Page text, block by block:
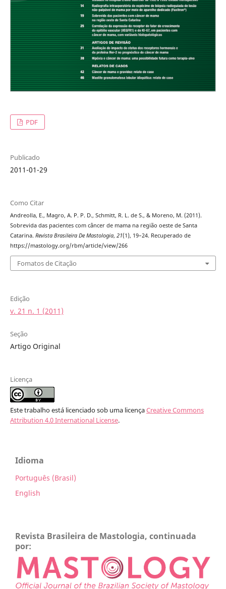
PDF
Publicado
2011-01-29
Como Citar
Andreolla, E., Magro, A. P. P. D., Schmitt, R. L. de S., & Moreno, M. (2011).
Sobrevida das pacientes com câncer de mama na região oeste de Santa
Catarina. Revista Brasileira De Mastologia, 21(1), 19–24. Recuperado de
https://mastology.org/rbm/article/view/266
Fomatos de Citação
Edição
v. 21 n. 1 (2011)
Seção
Artigo Original
Licença
Este trabalho está licenciado sob uma licençaCreative Commons
Attribution 4.0 International License.
Idioma
Português (Brasil)
English
Revista Brasileira de Mastologia, continuada
por: